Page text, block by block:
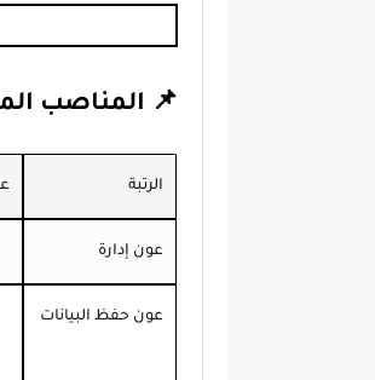
📌 المناصب
الرتبة
عون إدارة
عون حفظ البيانات